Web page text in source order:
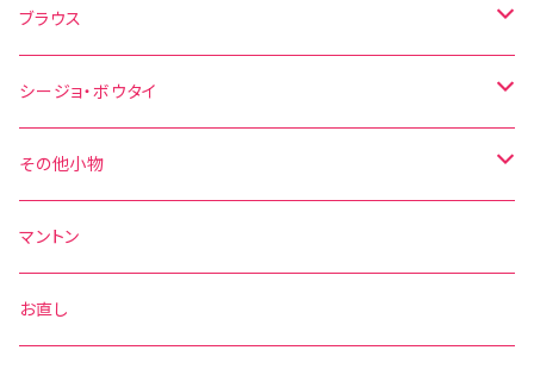
その他の柄
無地
その他の柄
水玉
花柄
無地
その他の柄
ブラウス
水玉
花柄
無地
その他の柄
シージョ・ボウタイ
シージョ
水玉
花柄
ボウタイ
水玉
その他小物
エプロン
ベルト
マントン
お直し